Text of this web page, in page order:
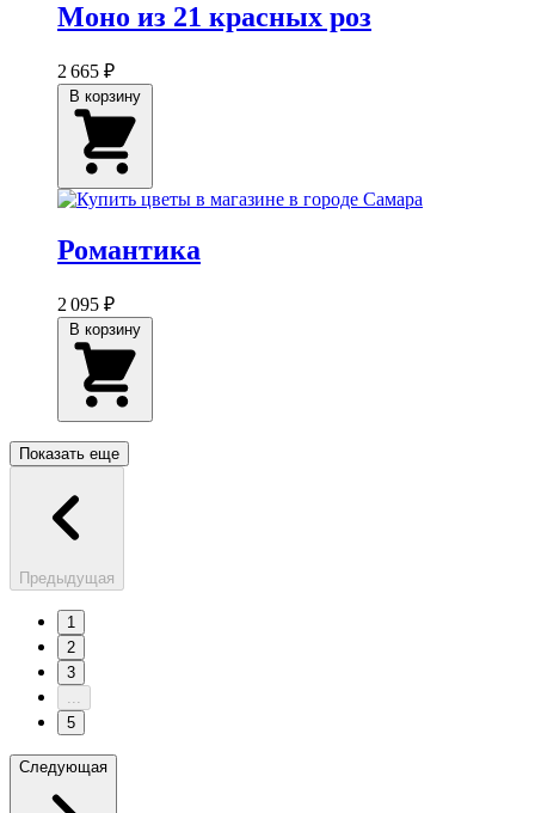
Моно из 21 красных роз
2 665 ₽
Романтика
2 095 ₽
Показать еще
Предыдущая
1
2
3
...
5
Следующая